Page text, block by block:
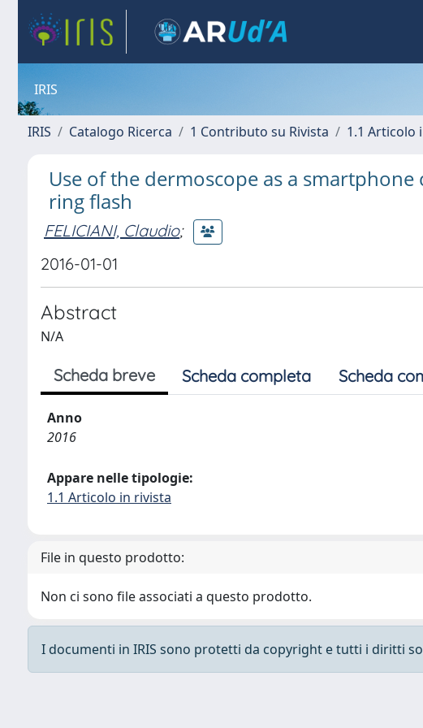
IRIS
IRIS Catalogo Ricerca 1 Contributo su Rivista 1.1 Articolo
Use of the dermoscope as a
ring flash
FELICIANI, Claudio;
2016-01-01
Abstract
N/A
Scheda breve Scheda completa Scheda
Anno
2016
Appare nelle tipologie:
1.1 Articolo in rivista
File in questo prodotto:
Non ci sono file associati a questo prodotto.
I documenti in IRIS sono protetti da copyright e tutti i diritti